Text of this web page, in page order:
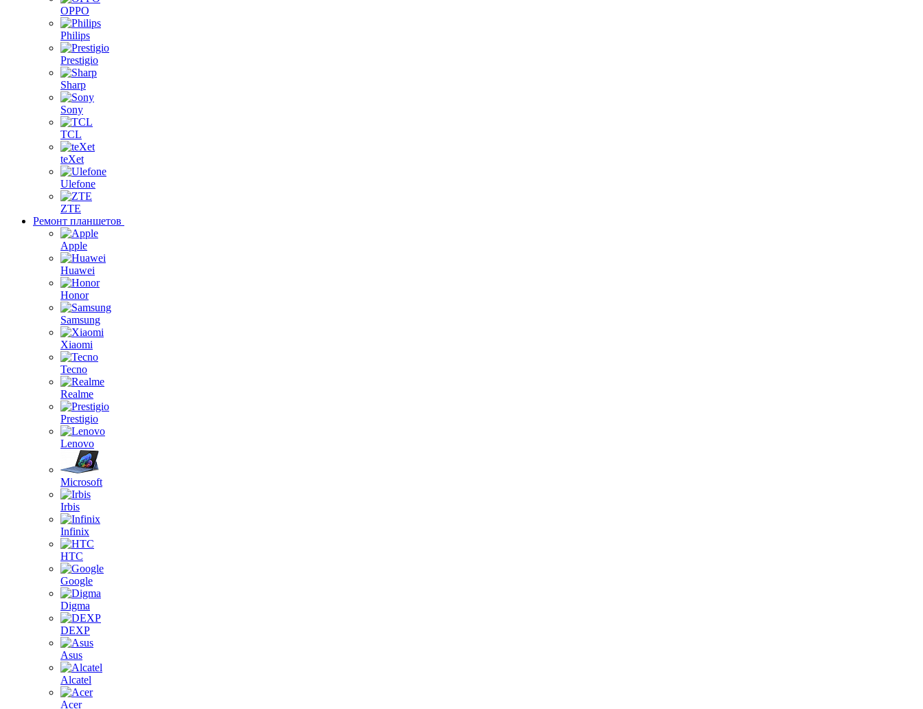
OPPO
Philips
Prestigio
Sharp
Sony
TCL
teXet
Ulefone
ZTE
Ремонт планшетов
Apple
Huawei
Honor
Samsung
Xiaomi
Tecno
Realme
Prestigio
Lenovo
Microsoft
Irbis
Infinix
HTC
Google
Digma
DEXP
Asus
Alcatel
Acer